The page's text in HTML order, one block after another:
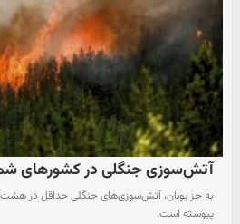
آتش‌سوزی‌ جنگلی در کشورهای
به جز یونان، آتش‌سوزی‌های جنگلی حداقل در هشت
پیوسته است.